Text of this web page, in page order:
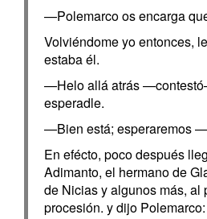
—Polemarco os encarga
Volviéndome yo entonces,
estaba él.
—Helo allá atrás
esperadle.
—Bien está; esperaremos
En efécto, poco después
Adimanto, el hermano de
de Nicias y algunos más, al
procesión. y dijo Polemarco: